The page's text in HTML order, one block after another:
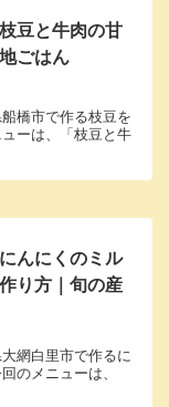
豆と牛肉の甘
ごはん
橋市で作る枝豆を
ーは、「枝豆と牛
んにくのミル
り方｜旬の産
網白里市で作るに
のメニューは、